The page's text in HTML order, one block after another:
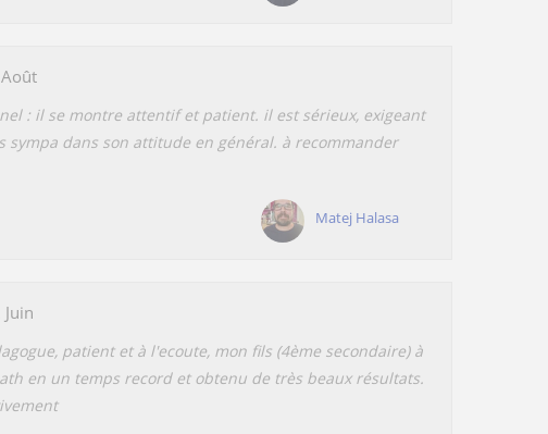
: il se montre attentif et patient. il est sérieux, exigeant
sympa dans son attitude en général. à recommander
Matej Halasa
patient et à l'ecoute, mon fils (4ème secondaire) à
en un temps record et obtenu de très beaux résultats.